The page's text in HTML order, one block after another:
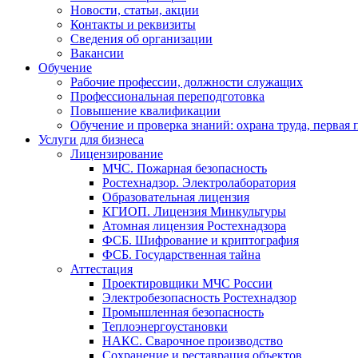
Новости, статьи, акции
Контакты и реквизиты
Сведения об организации
Вакансии
Обучение
Рабочие профессии, должности служащих
Профессиональная переподготовка
Повышение квалификации
Обучение и проверка знаний: охрана труда,
Услуги для бизнеса
Лицензирование
МЧС. Пожарная безопасность
Ростехнадзор. Электролаборатория
Образовательная лицензия
КГИОП. Лицензия Минкультуры
Атомная лицензия Ростехнадзора
ФСБ. Шифрование и криптография
ФСБ. Государственная тайна
Аттестация
Проектировщики МЧС России
Электробезопасность Ростехнадзор
Промышленная безопасность
Теплоэнергоустановки
НАКС. Сварочное производство
Сохранение и реставрация объектов